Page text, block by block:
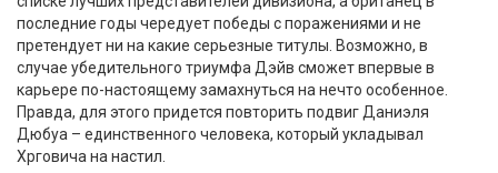
последние годы чередует победы с поражениями и не
претендует ни на какие серьезные титулы. Возможно, в
случае убедительного триумфа Дэйв сможет впервые в
карьере по-настоящему замахнуться на нечто особенное.
Правда, для этого придется повторить подвиг Даниэля
Дюбуа – единственного человека, который укладывал
Хрговича на настил.